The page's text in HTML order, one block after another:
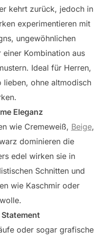
kehrt zurück, jedoch in
experimentieren mit
ungewöhnlichen
Kombination aus
Ideal für Herren,
lieben, ohne altmodisch
Eleganz
wie Cremeweiß, Beige,
dominieren die
edel wirken sie in
Schnitten und
wie Kaschmir oder
oder sogar grafische